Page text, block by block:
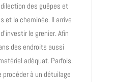
des guêpes et
et la cheminée. Il arrive
le grenier. Afin
des endroits aussi
adéquat. Parfois,
à un détuilage